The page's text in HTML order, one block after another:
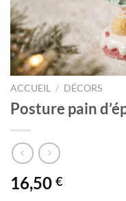
ACCUEIL / DÉCORS
Posture pain
16,50 €